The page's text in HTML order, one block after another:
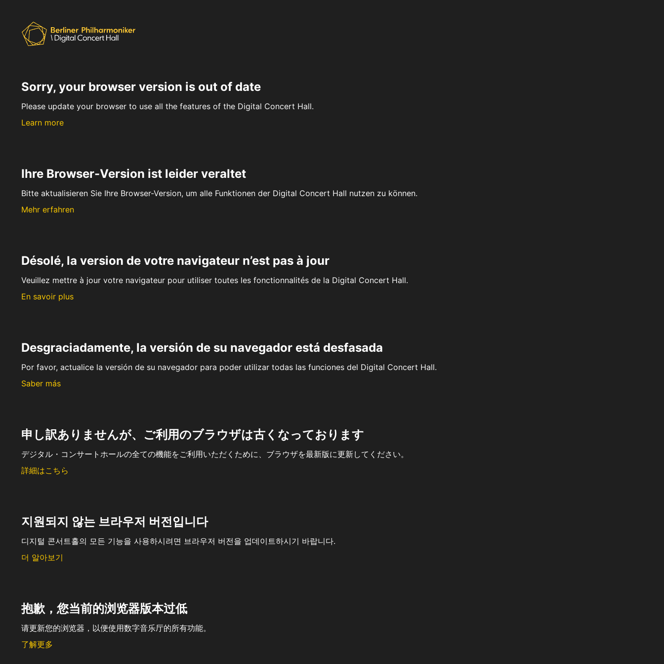
Sorry, your browser version is out of date
Please update your browser to use all the features of the Digital Concert Hall.
Learn more
Ihre Browser-Version ist leider veraltet
Bitte aktualisieren Sie Ihre Browser-Version, um alle Funktionen der Digital Concert Hall nutzen zu können.
Mehr erfahren
Désolé, la version de votre navigateur n’est pas à jour
Veuillez mettre à jour votre navigateur pour utiliser toutes les fonctionnalités de la Digital Concert Hall.
En savoir plus
Desgraciadamente, la versión de su navegador está desfasada
Por favor, actualice la versión de su navegador para poder utilizar todas las funciones del Digital Concert Hall.
Saber más
申し訳ありませんが、ご利用のブラウザは古くなっております
デジタル・コンサートホールの全ての機能をご利用いただくために、ブラウザを最新版に更新してください。
詳細はこちら
지원되지 않는 브라우저 버전입니다
디지털 콘서트홀의 모든 기능을 사용하시려면 브라우저 버전을 업데이트하시기 바랍니다.
더 알아보기
抱歉，您当前的浏览器版本过低
请更新您的浏览器，以便使用数字音乐厅的所有功能。
了解更多